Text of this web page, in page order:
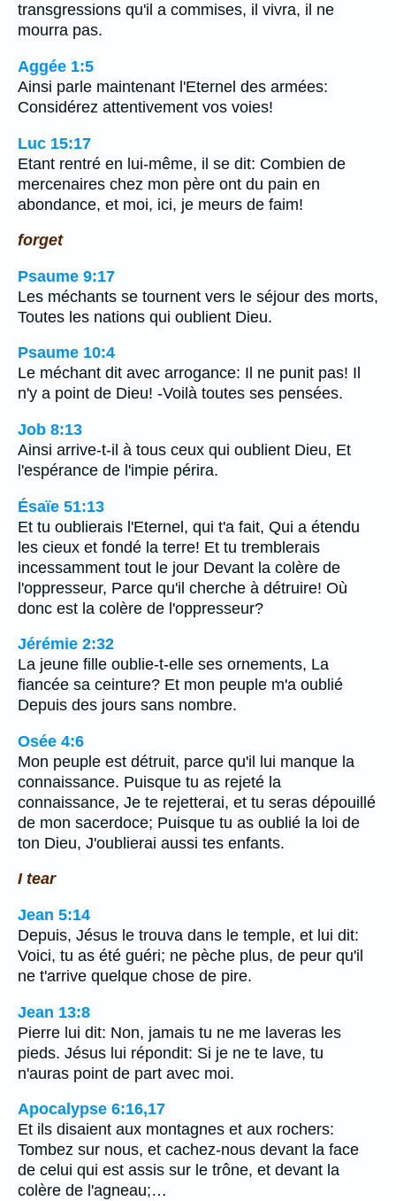
transgressions qu'il a commises, il vivra, il ne
mourra pas.
Aggée 1:5
Ainsi parle maintenant l'Eternel des armées:
Considérez attentivement vos voies!
Luc 15:17
Etant rentré en lui-même, il se dit: Combien de
mercenaires chez mon père ont du pain en
abondance, et moi, ici, je meurs de faim!
forget
Psaume 9:17
Les méchants se tournent vers le séjour des morts,
Toutes les nations qui oublient Dieu.
Psaume 10:4
Le méchant dit avec arrogance: Il ne punit pas! Il
n'y a point de Dieu! -Voilà toutes ses pensées.
Job 8:13
Ainsi arrive-t-il à tous ceux qui oublient Dieu, Et
l'espérance de l'impie périra.
Ésaïe 51:13
Et tu oublierais l'Eternel, qui t'a fait, Qui a étendu
les cieux et fondé la terre! Et tu tremblerais
incessamment tout le jour Devant la colère de
l'oppresseur, Parce qu'il cherche à détruire! Où
donc est la colère de l'oppresseur?
Jérémie 2:32
La jeune fille oublie-t-elle ses ornements, La
fiancée sa ceinture? Et mon peuple m'a oublié
Depuis des jours sans nombre.
Osée 4:6
Mon peuple est détruit, parce qu'il lui manque la
connaissance. Puisque tu as rejeté la
connaissance, Je te rejetterai, et tu seras dépouillé
de mon sacerdoce; Puisque tu as oublié la loi de
ton Dieu, J'oublierai aussi tes enfants.
I tear
Jean 5:14
Depuis, Jésus le trouva dans le temple, et lui dit:
Voici, tu as été guéri; ne pèche plus, de peur qu'il
ne t'arrive quelque chose de pire.
Jean 13:8
Pierre lui dit: Non, jamais tu ne me laveras les
pieds. Jésus lui répondit: Si je ne te lave, tu
n'auras point de part avec moi.
Apocalypse 6:16,17
Et ils disaient aux montagnes et aux rochers:
Tombez sur nous, et cachez-nous devant la face
de celui qui est assis sur le trône, et devant la
colère de l'agneau;…